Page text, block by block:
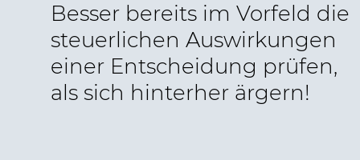
Besser bereits im Vorfeld die
steuerlichen Auswirkungen
einer Entscheidung prüfen,
als sich hinterher ärgern!